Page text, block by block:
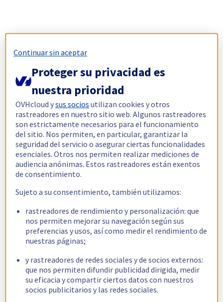
Continuar sin aceptar
Proteger su privacidad es
nuestra prioridad
OVHcloud ysus socios utilizan cookies y otros
rastreadores en nuestro sitio web. Algunos rastreadores
son estrictamente necesarios para el funcionamiento
del sitio. Nos permiten, en particular, garantizar la
seguridad del servicio o asegurar ciertas funcionalidades
esenciales. Otros nos permiten realizar mediciones de
audiencia anónimas. Estos rastreadores están exentos
de consentimiento.
Sujeto a su consentimiento, también utilizamos:
rastreadores de rendimiento y personalización: que
nos permiten mejorar su navegación según sus
preferencias y usos, así como medir el rendimiento de
nuestras páginas;
y rastreadores de redes sociales y de socios externos:
que nos permiten difundir publicidad dirigida, medir
su eficacia y compartir ciertos datos con nuestros
socios publicitarios y las redes sociales.